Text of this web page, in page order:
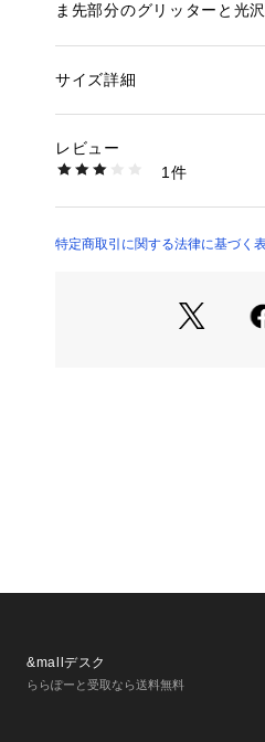
ま先部分のグリッターと光
ポインテッドトゥと約
地も快適。
足長：普通
※通常通りのサイズをオス
※足の形は個人差がござい
性別：レディース
生産国：中国
商品番号：
2600000000443
サイズ詳細
レビュー
1件
特定商取引に関する法律に基づく
&mallデスク
ららぽーと受取なら送料無料